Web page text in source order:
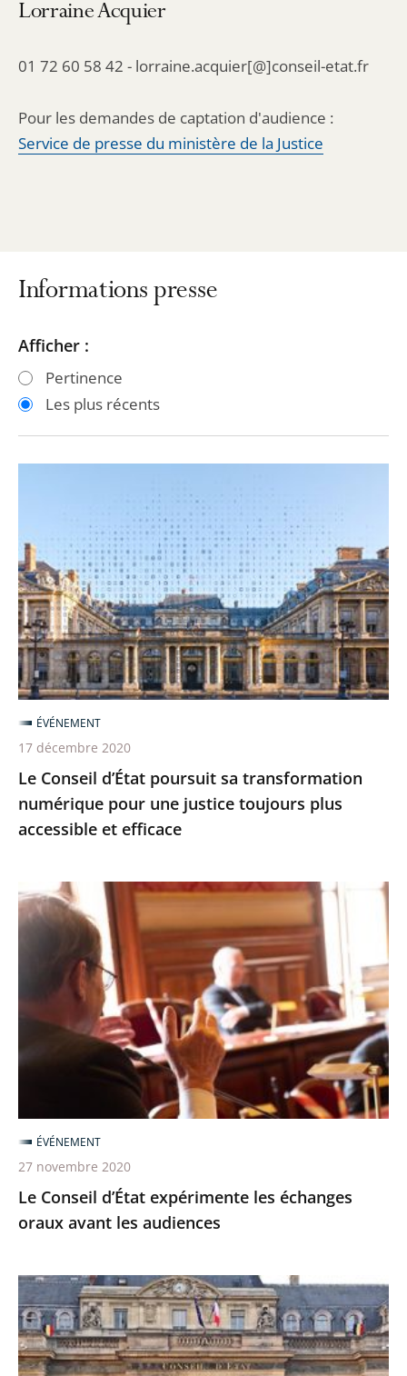
Lorraine Acquier
01 72 60 58 42 - lorraine.acquier[@]conseil-etat.fr
Pour les demandes de captation d'audience :
Service de presse du ministère de la Justice
Informations presse
Passer
les
filtres
Passer
les
filtres
Afficher :
Pertinence
Les plus récents
poursuit
sa
transformation
numérique
pour
une
justice
toujours
plus
accessible
et
efficace
Le Conseil d’État poursuit sa transformation
numérique pour une justice toujours plus
accessible et efficace
ÉVÉNEMENT
17 décembre 2020
Le
Conseil
expérimente
échanges
avant
audiences
Le Conseil d’État expérimente les échanges
oraux avant les audiences
ÉVÉNEMENT
27 novembre 2020
Le
Conseil
d’État
ouvre